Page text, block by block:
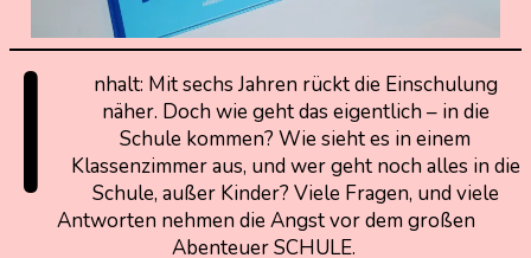
I
nhalt: Mit sechs Jahren rückt die Einschulung
näher. Doch wie geht das eigentlich – in die
Schule kommen? Wie sieht es in einem
Klassenzimmer aus, und wer geht noch alles in die
Schule, außer Kinder? Viele Fragen, und viele
Antworten nehmen die Angst vor dem großen
Abenteuer SCHULE.